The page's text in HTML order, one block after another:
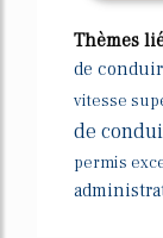
Thèmes
de
vitesse
de
permis